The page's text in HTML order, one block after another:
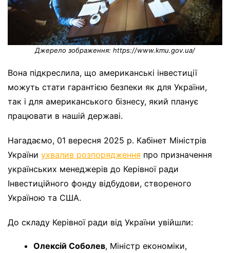
Джерело зображення: https://www.kmu.gov.ua/
Вона підкреслила, що американські інвестиції
можуть стати гарантією безпеки як для України,
так і для американського бізнесу, який планує
працювати в нашій державі.
Нагадаємо, 01 вересня 2025 р. Кабінет Міністрів
України ухвалив розпорядження про призначення
українських менеджерів до Керівної ради
Інвестиційного фонду відбудови, створеного
Україною та США.
До складу Керівної ради від України увійшли:
Олексій Соболев, Міністр економіки,